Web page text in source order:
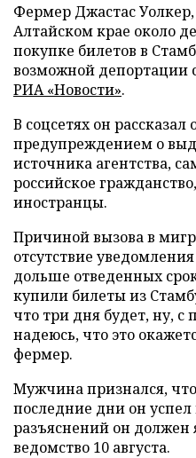
Фермер Джастас
Алтайском крае около
покупке билетов в
возможной депортации
РИА «Новости».
В соцсетях он рассказал
предупреждением о
источника агентства,
российское
иностранцы.
Причиной вызова в
отсутствие
дольше отведенных
купили билеты из
что три дня будет, ну, с
надеюсь, что это
фермер.
Мужчина признался, что
последние дни он
разъяснений он должен
ведомство 10 августа.